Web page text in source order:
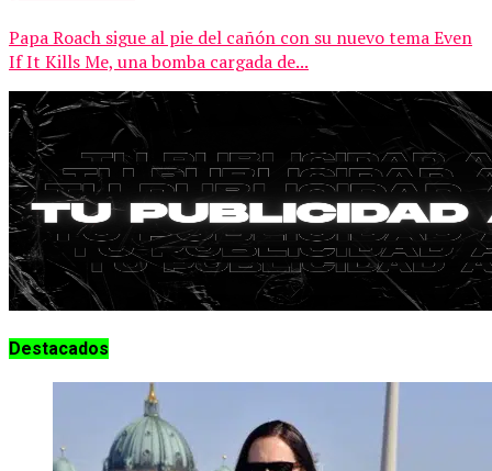
Papa Roach sigue al pie del cañón con su nuevo tema Even
If It Kills Me, una bomba cargada de...
Destacados